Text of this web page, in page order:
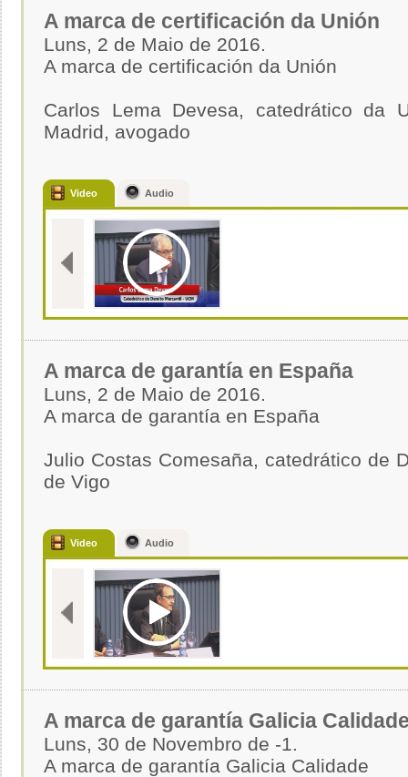
A marca de certificación da Unión
Luns, 2 de Maio de 2016.
A marca de certificación da Unión
Carlos Lema Devesa, catedrático da
Madrid, avogado
Video Audio
A marca de garantía en España
Luns, 2 de Maio de 2016.
A marca de garantía en España
Julio Costas Comesaña, catedrático de
de Vigo
Video Audio
A marca de garantía Galicia
Luns, 30 de Novembro de -1.
A marca de garantía Galicia Calidade